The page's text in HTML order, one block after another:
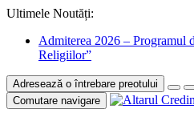
Ultimele Noutăți:
Admiterea 2026 – Programul
Religiilor”
Adresează o întrebare preotului
Comutare navigare